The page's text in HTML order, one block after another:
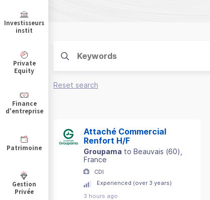
Reset search
Attaché Commercial
Renfort H/F
Groupama to Beauvais (60)
France
CDI
Experienced (over 3 years)
3 hours ago
Investisseurs
instit
Private
Equity
Finance
d'entreprise
Patrimoine
Gestion
Privée